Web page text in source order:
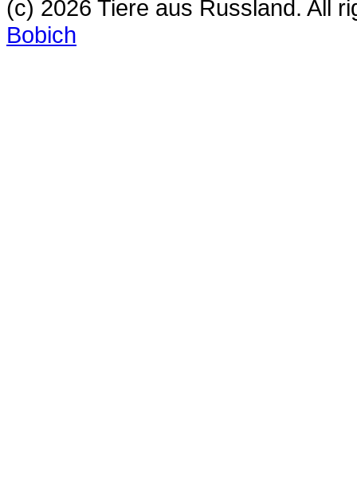
(c) 2026 Tiere aus Russland. All
Bobich